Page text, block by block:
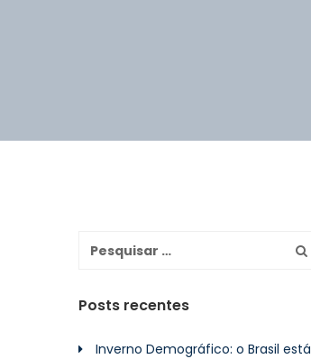
Posts recentes
Inverno Demográfico: o Brasil está